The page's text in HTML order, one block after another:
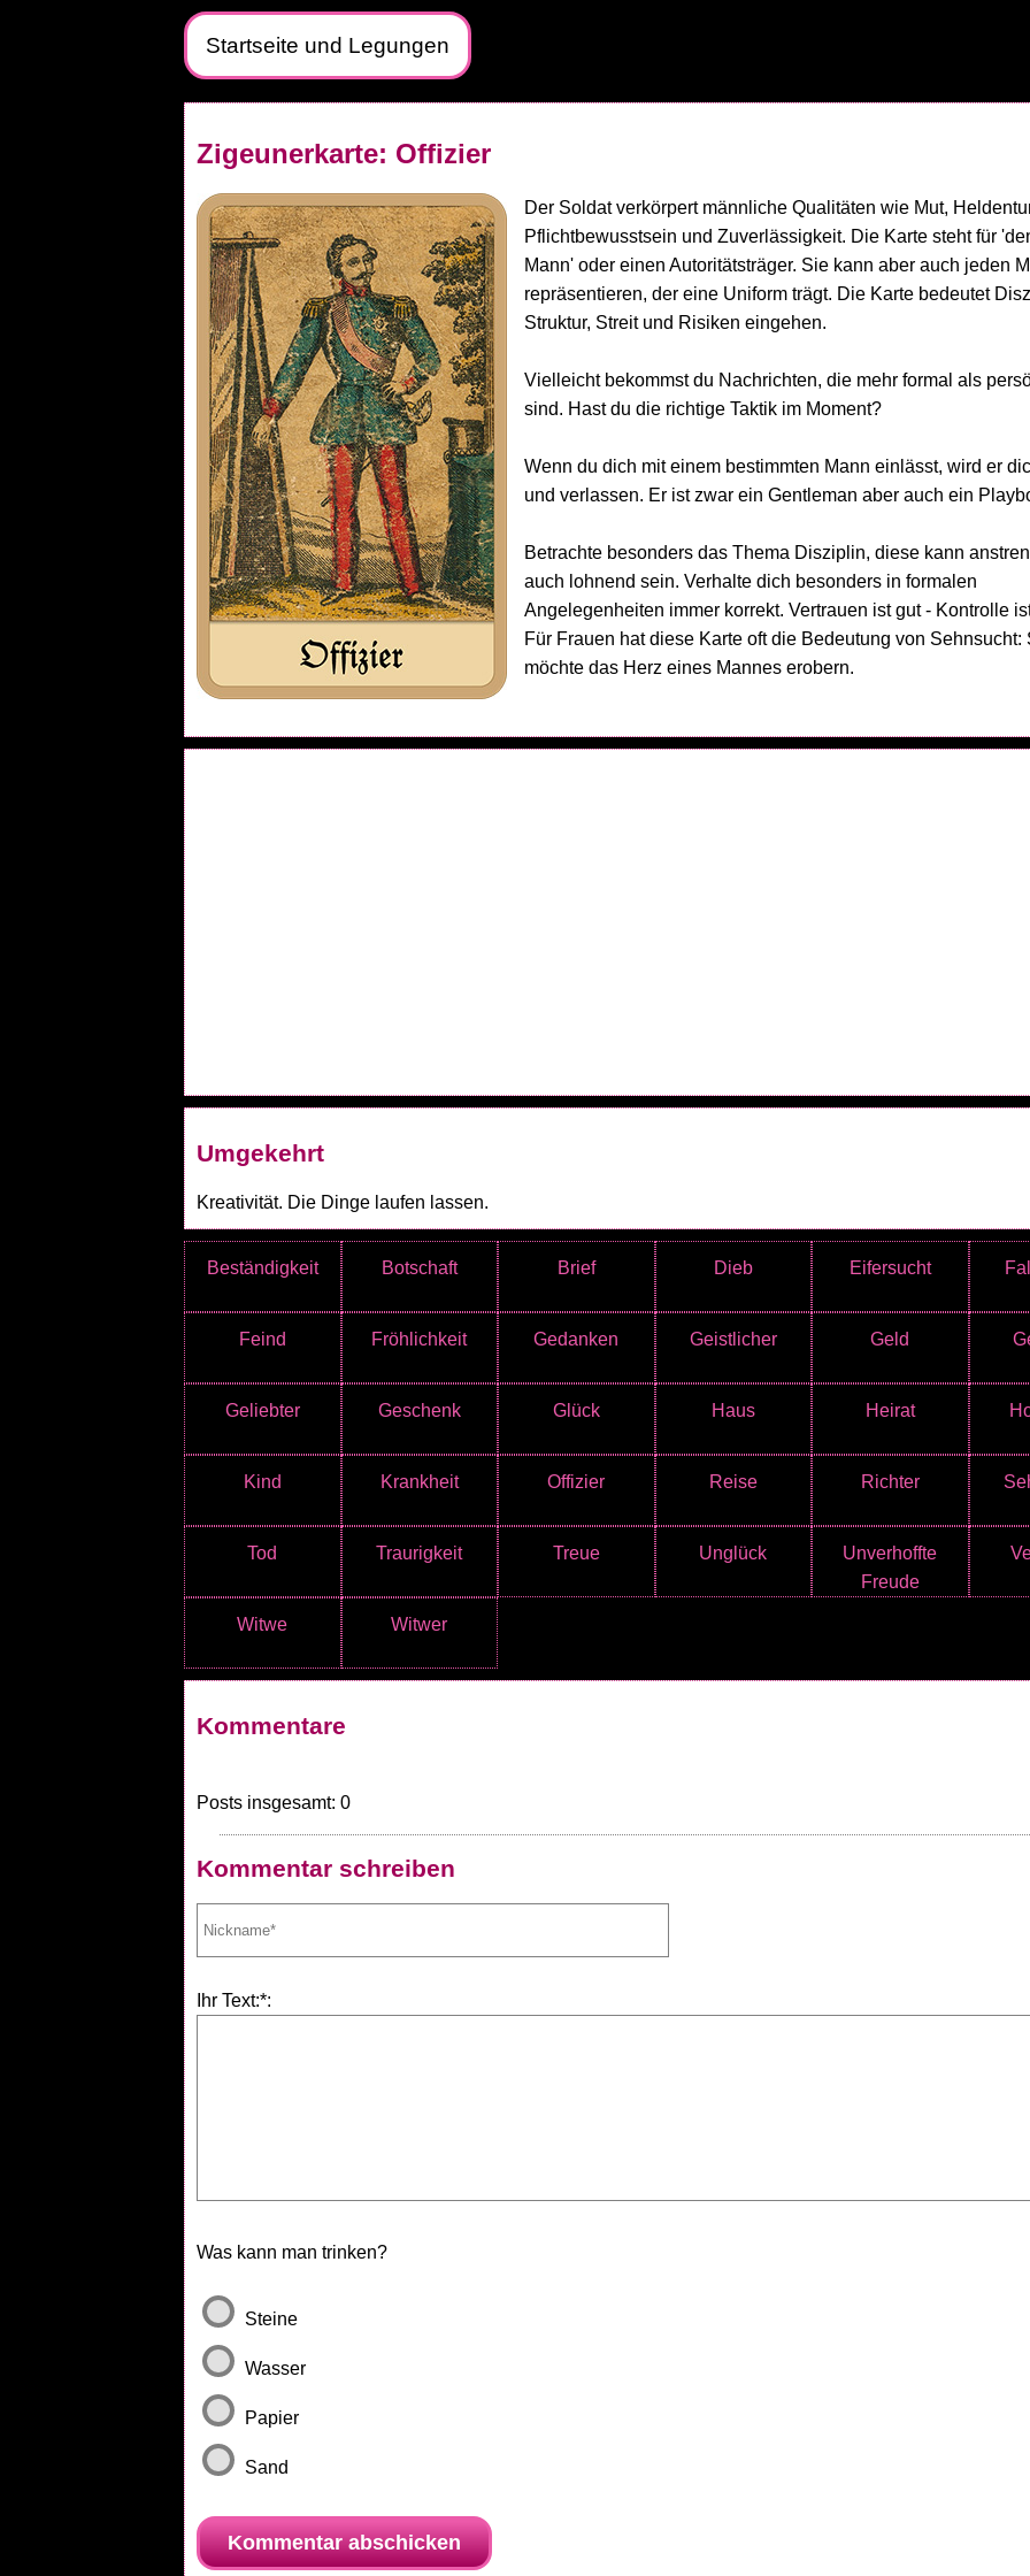
Startseite und Legungen
Zigeunerkarte: Offizier
Der Soldat verkörpert männliche Qualitäten wie Mut,
Pflichtbewusstsein und Zuverlässigkeit. Die Karte steht für
Mann' oder einen Autoritätsträger. Sie kann aber auch jeden
repräsentieren, der eine Uniform trägt. Die Karte bedeutet
Struktur, Streit und Risiken eingehen.
Vielleicht bekommst du Nachrichten, die mehr formal als
sind. Hast du die richtige Taktik im Moment?
Wenn du dich mit einem bestimmten Mann einlässt, wird er
und verlassen. Er ist zwar ein Gentleman aber auch ein
Betrachte besonders das Thema Disziplin, diese kann
auch lohnend sein. Verhalte dich besonders in formalen
Angelegenheiten immer korrekt. Vertrauen ist gut - Kontrolle
Für Frauen hat diese Karte oft die Bedeutung von Sehnsucht:
möchte das Herz eines Mannes erobern.
Umgekehrt
Kreativität. Die Dinge laufen lassen.
Beständigkeit Botschaft Brief Dieb Eifersucht
Feind Fröhlichkeit Gedanken Geistlicher Geld
Geliebter Geschenk Glück Haus Heirat
Kind Krankheit Offizier Reise Richter
Tod Traurigkeit Treue Unglück
Unverhoffte
Freude
Witwe Witwer
Kommentare
Posts insgesamt: 0
Kommentar schreiben
Ihr Text:*:
Was kann man trinken?
Steine
Wasser
Papier
Sand